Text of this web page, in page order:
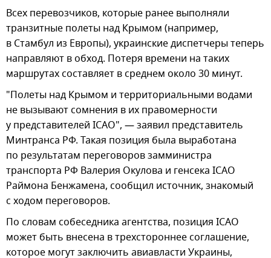
Всех перевозчиков, которые ранее выполняли
транзитные полеты над Крымом (например,
в Стамбул из Европы), украинские диспетчеры теперь
направляют в обход. Потеря времени на таких
маршрутах составляет в среднем около 30 минут.
"Полеты над Крымом и территориальными водами
не вызывают сомнения в их правомерности
у представителей ICAO", — заявил представитель
Минтранса РФ. Такая позиция была выработана
по результатам переговоров замминистра
транспорта РФ Валерия Окулова и генсека ICAO
Раймона Бенжамена, сообщил источник, знакомый
с ходом переговоров.
По словам собеседника агентства, позиция ICAO
может быть внесена в трехстороннее соглашение,
которое могут заключить авиавласти Украины,